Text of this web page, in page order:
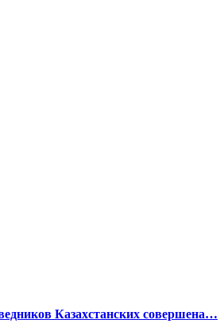
Казахстанских совершена…